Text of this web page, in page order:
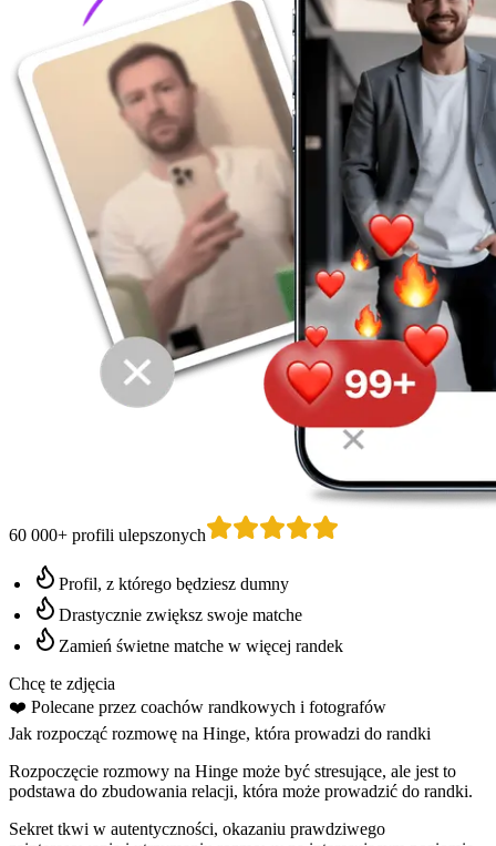
60 000+ profili ulepszonych
Profil, z którego będziesz dumny
Drastycznie zwiększ swoje matche
Zamień świetne matche w więcej randek
Chcę te zdjęcia
❤️ Polecane przez coachów randkowych i fotografów
Jak rozpocząć rozmowę na Hinge, która prowadzi do randki
Rozpoczęcie rozmowy na Hinge może być stresujące, ale jest to
podstawa do zbudowania relacji, która może prowadzić do randki.
Sekret tkwi w autentyczności, okazaniu prawdziwego